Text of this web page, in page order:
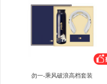
勿一-乘风破浪高档套装